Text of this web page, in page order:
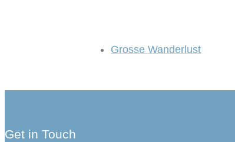
Grosse Wanderlust
Get in Touch